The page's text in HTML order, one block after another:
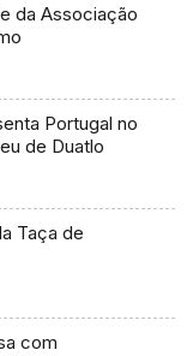
da Associação
Portugal no
de Duatlo
Taça de
com